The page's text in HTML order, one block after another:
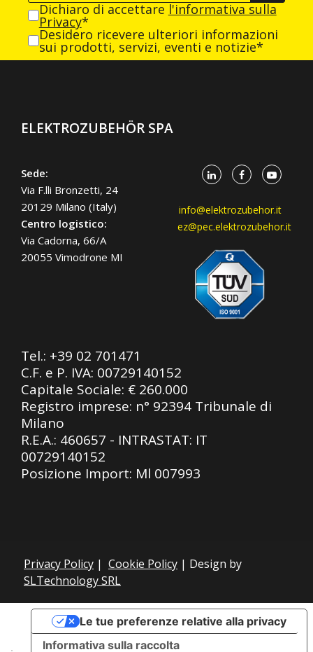
Dichiaro di accettare l'informativa sulla
Privacy*
Desidero ricevere ulteriori informazioni
sui prodotti, servizi, eventi e notizie*
ELEKTROZUBEHÖR SPA
Sede:
Via F.lli Bronzetti, 24
20129 Milano (Italy)
Centro logistico:
Via Cadorna, 66/A
20055 Vimodrone MI
info@elektrozubehor.it
ez@pec.elektrozubehor.it
Tel.: +39 02 701471
C.F. e P. IVA: 00729140152
Capitale Sociale: € 260.000
Registro imprese: n° 92394 Tribunale di
Milano
R.E.A.: 460657 - INTRASTAT: IT
00729140152
Posizione Import: Ml 007993
Privacy Policy | Cookie Policy | Design by
SLTechnology SRL
Informativa sulla raccolta
Le tue preferenze relative alla privacy